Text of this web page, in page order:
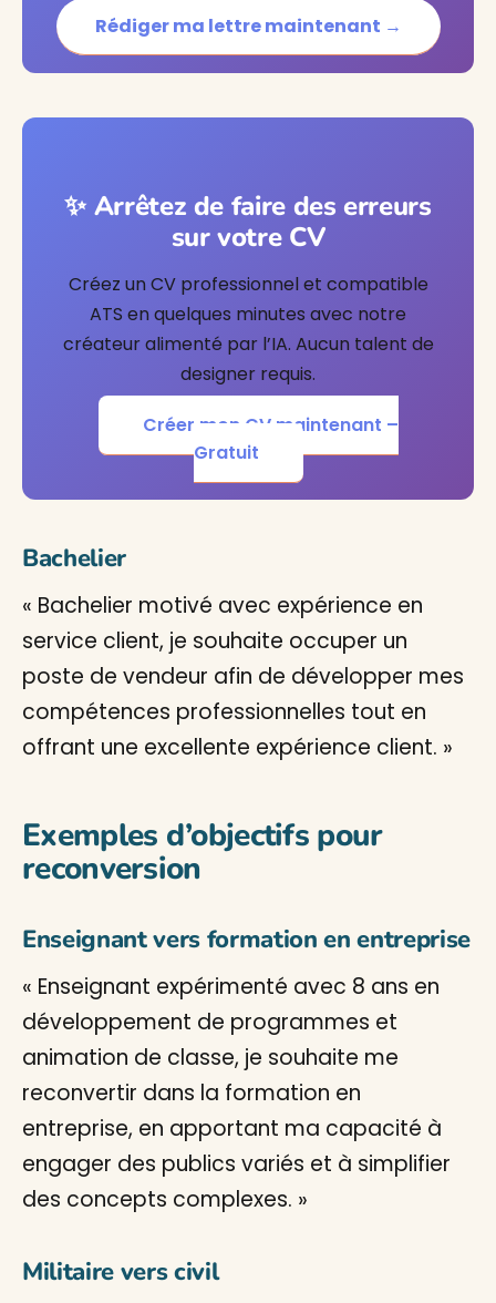
Rédiger ma lettre maintenant →
✨ Arrêtez de faire des erreurs
sur votre CV
Créez un CV professionnel et compatible
ATS en quelques minutes avec notre
créateur alimenté par l’IA. Aucun talent de
designer requis.
Créer mon CV maintenant –
Gratuit
Bachelier
« Bachelier motivé avec expérience en
service client, je souhaite occuper un
poste de vendeur afin de développer mes
compétences professionnelles tout en
offrant une excellente expérience client. »
Exemples d’objectifs pour
reconversion
Enseignant vers formation en entreprise
« Enseignant expérimenté avec 8 ans en
développement de programmes et
animation de classe, je souhaite me
reconvertir dans la formation en
entreprise, en apportant ma capacité à
engager des publics variés et à simplifier
des concepts complexes. »
Militaire vers civil